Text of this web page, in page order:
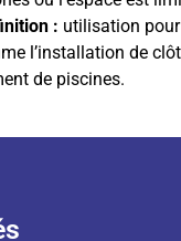
: utilisation
l’installation de
de piscines.